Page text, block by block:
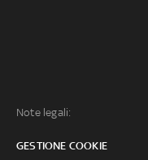
Note legali:
GESTIONE COOKIE